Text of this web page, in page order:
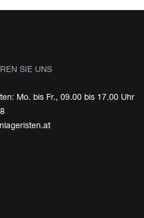
SIE UNS
Mo. bis Fr., 09.00 bis 17.00 Uhr